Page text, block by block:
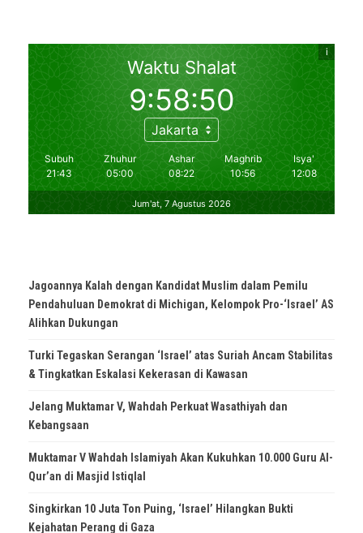
Jagoannya Kalah dengan Kandidat Muslim dalam Pemilu
Pendahuluan Demokrat di Michigan, Kelompok Pro-‘Israel’ AS
Alihkan Dukungan
Turki Tegaskan Serangan ‘Israel’ atas Suriah Ancam Stabilitas
& Tingkatkan Eskalasi Kekerasan di Kawasan
Jelang Muktamar V, Wahdah Perkuat Wasathiyah dan
Kebangsaan
Muktamar V Wahdah Islamiyah Akan Kukuhkan 10.000 Guru Al-
Qur’an di Masjid Istiqlal
Singkirkan 10 Juta Ton Puing, ‘Israel’ Hilangkan Bukti
Kejahatan Perang di Gaza